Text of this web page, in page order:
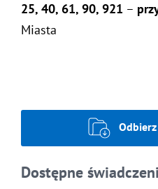
25, 40, 61, 90, 921 –
Miasta
Dostępne